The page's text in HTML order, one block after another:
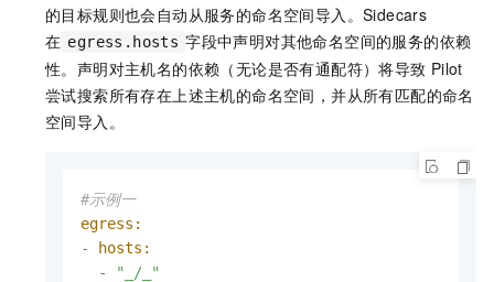
的目标规则也会自动从服务的命名空间导入。Sidecars
在 egress.hosts 字段中声明对其他命名空间的服务的依赖
性。声明对主机名的依赖（无论是否有通配符）将导致 Pilot
尝试搜索所有存在上述主机的命名空间，并从所有匹配的命名
空间导入。
#示例一
egress:
-
hosts:
-
"_/_"